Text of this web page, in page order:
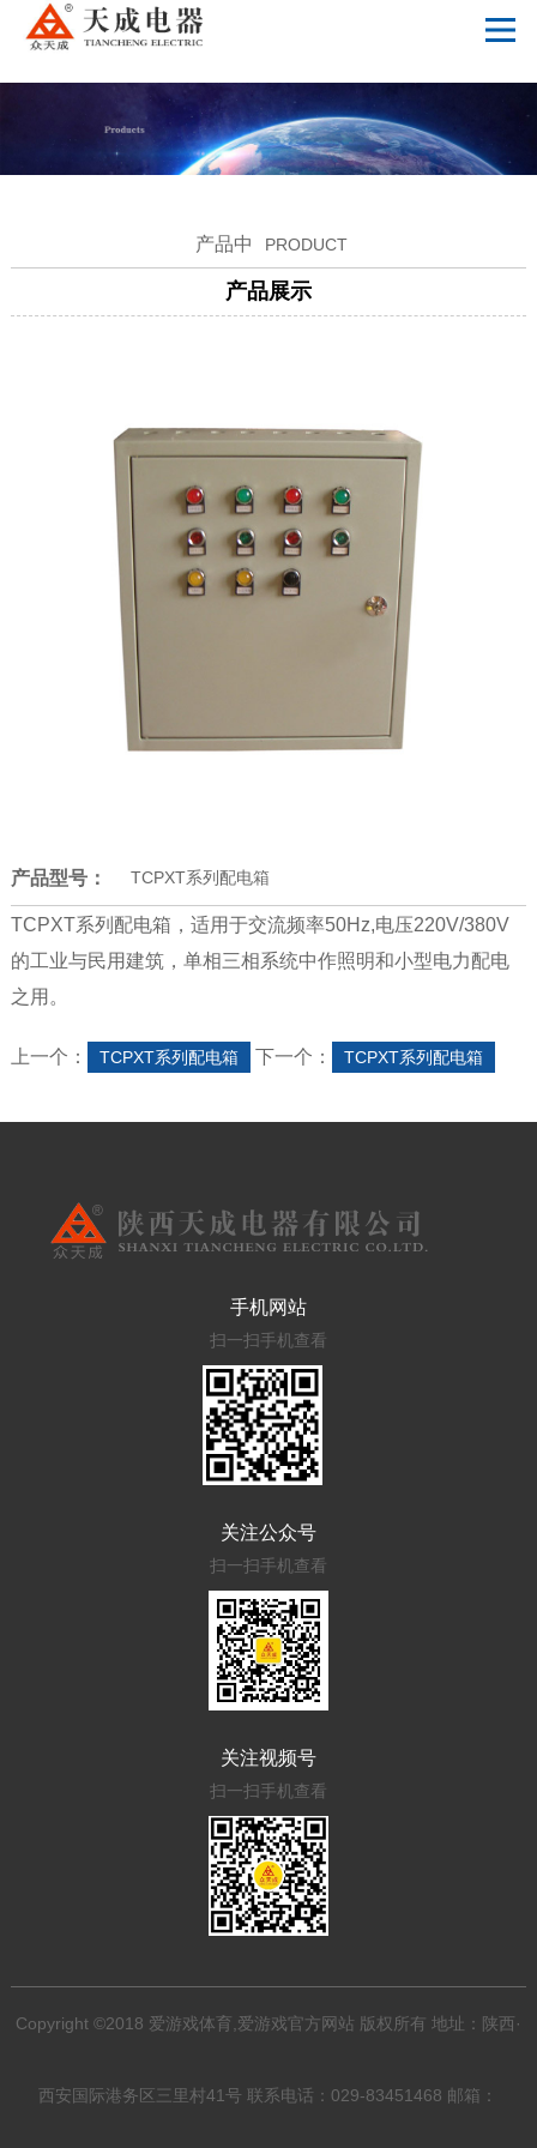
爱游戏体育,爱游戏官方网站
产品中 PRODUCT
产品展示
产品型号： TCPXT系列配电箱
TCPXT系列配电箱，适用于交流频率50Hz,电压220V/380V
的工业与民用建筑，单相三相系统中作照明和小型电力配电
之用。
上一个： TCPXT系列配电箱 下一个： TCPXT系列配电箱
手机网站
扫一扫手机查看
关注公众号
扫一扫手机查看
关注视频号
扫一扫手机查看
Copyright ©2018 爱游戏体育,爱游戏官方网站 版权所有 地址：陕西·
西安国际港务区三里村41号 联系电话：029-83451468 邮箱：